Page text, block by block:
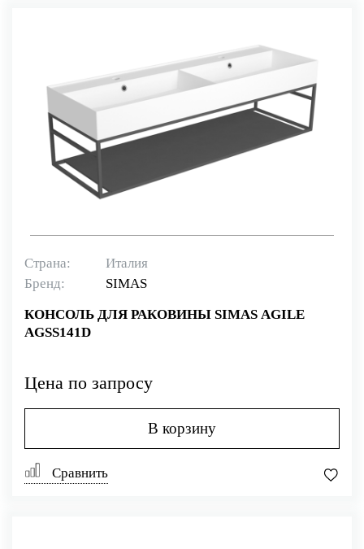
Страна:
Италия
Бренд:
SIMAS
КОНСОЛЬ ДЛЯ РАКОВИНЫ SIMAS AGILE
AGSS141D
Цена по запросу
В корзину
Сравнить